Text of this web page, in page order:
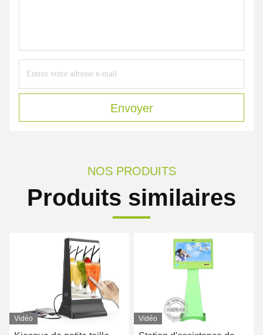
Envoyer
NOS PRODUITS
Produits similaires
Vidéo